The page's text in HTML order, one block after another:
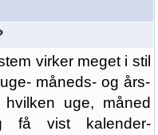
virker meget i stil
måneds- og års-
uge, måned
vist kalender-